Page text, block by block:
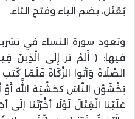
يُقتَل، بضم الياء وفتح التاء.
وتعود سورة النساء في
فيها: ﴿ أَلَمْ تَرَ إِلَى الَّذِينَ
الصَّلَاةَ وَآتُوا الزَّكَاةَ فَلَمَّا
يَخْشَوْنَ النَّاسَ كَخَشْيَةِ اللَّهِ أَوْ
عَلَيْنَا الْقِتَالَ لَوْلَا أَخَّرْتَنَا